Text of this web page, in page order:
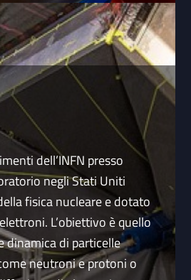
dell’INFN presso
negli Stati Uniti
fisica nucleare e dotato
L’obiettivo è quello
dinamica di particelle
neutroni e protoni o